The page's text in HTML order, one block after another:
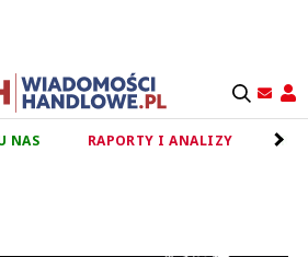
NAS RAPORTY I ANALIZY